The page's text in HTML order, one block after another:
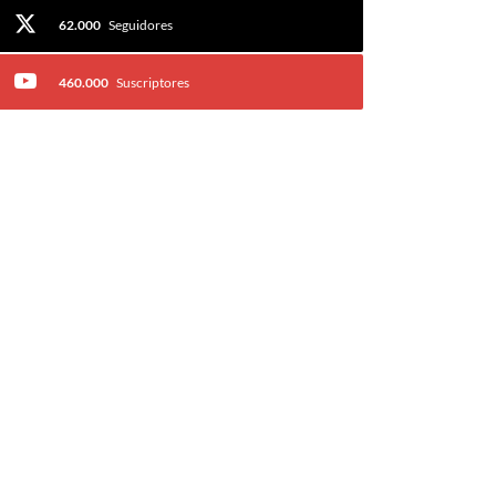
62.000 Seguidores
460.000 Suscriptores